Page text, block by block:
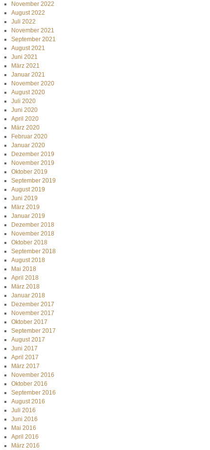
November 2022
August 2022
Juli 2022
November 2021
September 2021
August 2021
Juni 2021
März 2021
Januar 2021
November 2020
August 2020
Juli 2020
Juni 2020
April 2020
März 2020
Februar 2020
Januar 2020
Dezember 2019
November 2019
Oktober 2019
September 2019
August 2019
Juni 2019
März 2019
Januar 2019
Dezember 2018
November 2018
Oktober 2018
September 2018
August 2018
Mai 2018
April 2018
März 2018
Januar 2018
Dezember 2017
November 2017
Oktober 2017
September 2017
August 2017
Juni 2017
April 2017
März 2017
November 2016
Oktober 2016
September 2016
August 2016
Juli 2016
Juni 2016
Mai 2016
April 2016
März 2016